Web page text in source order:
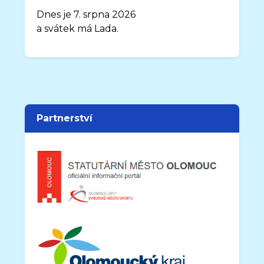
Dnes je 7. srpna 2026
a svátek má Lada.
Partnerství